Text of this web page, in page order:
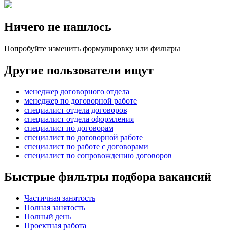
Ничего не нашлось
Попробуйте изменить формулировку или фильтры
Другие пользователи ищут
менеджер договорного отдела
менеджер по договорной работе
специалист отдела договоров
специалист отдела оформления
специалист по договорам
специалист по договорной работе
специалист по работе с договорами
специалист по сопровождению договоров
Быстрые фильтры подбора вакансий
Частичная занятость
Полная занятость
Полный день
Проектная работа